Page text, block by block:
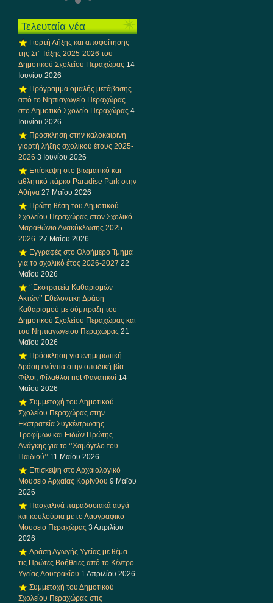
Τελευταία νέα
Γιορτή Λήξης και αποφοίτησης
της Στ΄ Τάξης 2025-2026 του
Δημοτικού Σχολείου Περαχώρας 14
Ιουνίου 2026
Πρόγραμμα ομαλής μετάβασης
από το Νηπιαγωγείο Περαχώρας
στο Δημοτικό Σχολείο Περαχώρας 4
Ιουνίου 2026
Πρόσκληση στην καλοκαιρινή
γιορτή λήξης σχολικού έτους 2025-
2026 3 Ιουνίου 2026
Επίσκεψη στο βιωματικό και
αθλητικό πάρκο Paradise Park στην
Αθήνα 27 Μαΐου 2026
Πρώτη θέση του Δημοτικού
Σχολείου Περαχώρας στον Σχολικό
Μαραθώνιο Ανακύκλωσης 2025-
2026. 27 Μαΐου 2026
Εγγραφές στο Ολοήμερο Τμήμα
για το σχολικό έτος 2026-2027 22
Μαΐου 2026
‘’Εκστρατεία Καθαρισμών
Ακτών’’ Εθελοντική Δράση
Καθαρισμού με σύμπραξη του
Δημοτικού Σχολείου Περαχώρας και
του Νηπιαγωγείου Περαχώρας 21
Μαΐου 2026
Πρόσκληση για ενημερωτική
δράση ενάντια στην οπαδική βία:
Φίλοι, Φίλαθλοι not Φανατικοί 14
Μαΐου 2026
Συμμετοχή του Δημοτικού
Σχολείου Περαχώρας στην
Εκστρατεία Συγκέντρωσης
Τροφίμων και Ειδών Πρώτης
Ανάγκης για το ‘’Χαμόγελο του
Παιδιού’’ 11 Μαΐου 2026
Επίσκεψη στο Αρχαιολογικό
Μουσείο Αρχαίας Κορίνθου 9 Μαΐου
2026
Πασχαλινά παραδοσιακά αυγά
και κουλούρια με το Λαογραφικό
Μουσείο Περαχώρας 3 Απριλίου
2026
Δράση Αγωγής Υγείας με θέμα
τις Πρώτες Βοήθειες από το Κέντρο
Υγείας Λουτρακίου 1 Απριλίου 2026
Συμμετοχή του Δημοτικού
Σχολείου Περαχώρας στις